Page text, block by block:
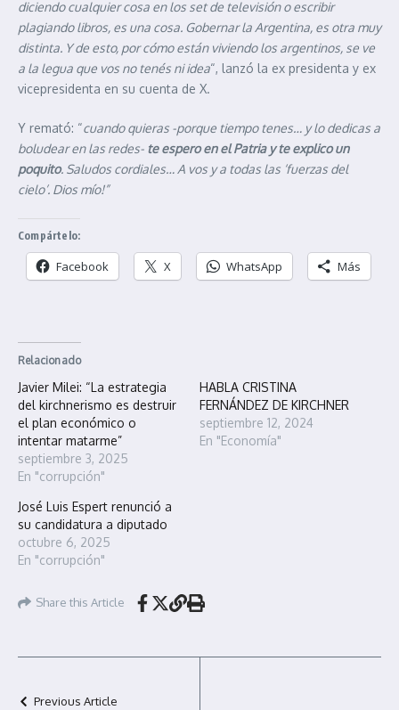
diciendo cualquier cosa en los set de televisión o escribir
plagiando libros, es una cosa. Gobernar la Argentina, es otra muy
distinta. Y de esto, por cómo están viviendo los argentinos, se ve
a la legua que vos no tenés ni idea“, lanzó la ex presidenta y ex
vicepresidenta en su cuenta de X.
Y remató: “cuando quieras -porque tiempo tenes… y lo dedicas a
boludear en las redes- te espero en el Patria y te explico un
poquito. Saludos cordiales… A vos y a todas las ‘fuerzas del
cielo’. Dios mío!”
Compártelo:
Facebook X WhatsApp Más
Relacionado
Javier Milei: “La estrategia
del kirchnerismo es destruir
el plan económico o
intentar matarme”
septiembre 3, 2025
En "corrupción"
HABLA CRISTINA
FERNÁNDEZ DE KIRCHNER
septiembre 12, 2024
En "Economía"
José Luis Espert renunció a
su candidatura a diputado
octubre 6, 2025
En "corrupción"
Share this Article
Previous Article